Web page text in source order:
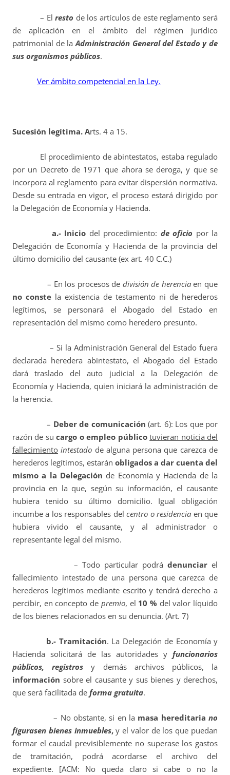
– Elresto de los artículos de este reglamento será
de aplicación en el ámbito del régimen jurídico
patrimonial de laAdministración General del Estado y de
sus organismos públicos.
Ver ámbito competencial en la Ley.
Sucesión legítima. Arts. 4 a 15.
El procedimiento de abintestatos, estaba regulado
por un Decreto de 1971 que ahora se deroga, y que se
incorpora al reglamento para evitar dispersión normativa.
Desde su entrada en vigor, el proceso estará dirigido por
la Delegación de Economía y Hacienda.
a.- Inicio del procedimiento: de oficio por la
Delegación de Economía y Hacienda de la provincia del
último domicilio del causante (ex art. 40 C.C.)
– En los procesos de división de herenciaen que
no conste la existencia de testamento ni de herederos
legítimos, se personará el Abogado del Estado en
representación del mismo como heredero presunto.
– Si la Administración General del Estado fuera
declarada heredera abintestato, el Abogado del Estado
dará traslado del auto judicial a la Delegación de
Economía y Hacienda, quien iniciará la administración de
la herencia.
– Deber de comunicación(art. 6): Los que por
razón de sucargo o empleo público tuvieran noticia del
fallecimiento intestado de alguna persona que carezca de
herederos legítimos, estarán obligados a dar cuenta del
mismo a la Delegación de Economía y Hacienda de la
provincia en la que, según su información, el causante
hubiera tenido su último domicilio. Igual obligación
incumbe a los responsables delcentro o residencia en que
hubiera vivido el causante, y al administrador o
representante legal del mismo.
– Todo particular podrá denunciar el
fallecimiento intestado de una persona que carezca de
herederos legítimos mediante escrito y tendrá derecho a
percibir, en concepto de premio, el 10 % del valor líquido
de los bienes relacionados en su denuncia. (Art. 7)
b.- Tramitación. La Delegación de Economía y
Hacienda solicitará de las autoridades y funcionarios
públicos, registros y demás archivos públicos, la
información sobre el causante y sus bienes y derechos,
que será facilitada de forma gratuita.
– No obstante, si en la masa hereditariano
figurasen bienes inmuebles,y el valor de los que puedan
formar el caudal previsiblemente no superase los gastos
de tramitación, podrá acordarse el archivo del
expediente. [ACM: No queda claro si cabe o no la